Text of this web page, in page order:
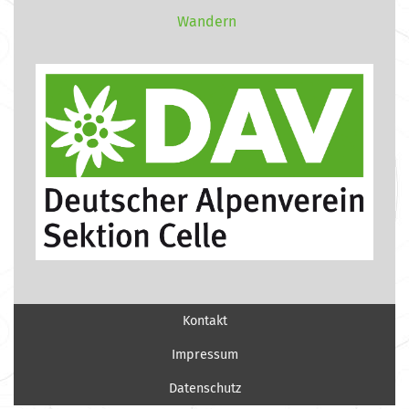
Wandern
Kontakt
Impressum
Datenschutz